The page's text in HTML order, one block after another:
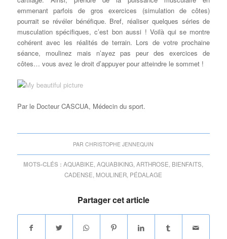
emmenant parfois de gros exercices (simulation de côtes)
pourrait se révéler bénéfique. Bref, réaliser quelques séries de
musculation spécifiques, c’est bon aussi ! Voilà qui se montre
cohérent avec les réalités de terrain. Lors de votre prochaine
séance, moulinez mais n’ayez pas peur des exercices de
côtes… vous avez le droit d’appuyer pour atteindre le sommet !
Par le Docteur CASCUA, Médecin du sport.
PARCHRISTOPHE JENNEQUIN
MOTS-CLÉS : AQUABIKE ,AQUABIKING ,ARTHROSE BIENFAITS
CADENSE MOULINER PÉDALAGE
Partager cet article